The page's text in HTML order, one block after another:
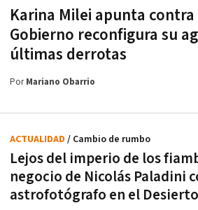
Karina Milei apunta
Gobierno reconfigura su
últimas derrotas
PorMariano Obarrio
Lejos del imperio de los
negocio de Nicolás Paladini
astrofotógrafo en el
ACTUALIDAD / Cambio de rumbo